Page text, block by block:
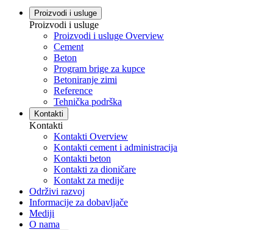
Proizvodi i usluge
Proizvodi i usluge
Proizvodi i usluge Overview
Cement
Beton
Program brige za kupce
Betoniranje zimi
Reference
Tehnička podrška
Kontakti
Kontakti
Kontakti Overview
Kontakti cement i administracija
Kontakti beton
Kontakti za dioničare
Kontakt za medije
Održivi razvoj
Informacije za dobavljače
Mediji
O nama